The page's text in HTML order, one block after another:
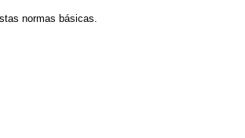
normas básicas.